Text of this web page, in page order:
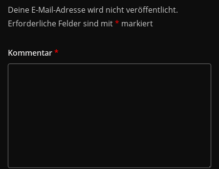
Deine E-Mail-Adresse wird nicht veröffentlicht.
Erforderliche Felder sind mit* markiert
Kommentar*